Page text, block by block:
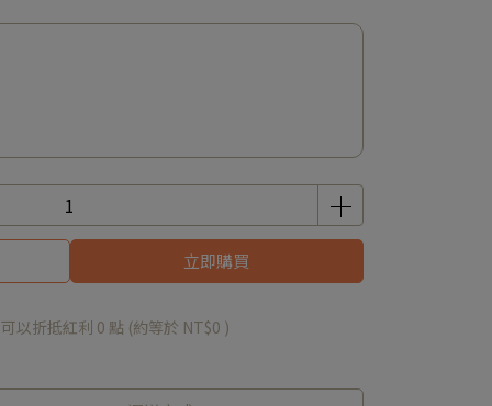
立即購買
以折抵紅利 0 點 (約等於 NT$0 )